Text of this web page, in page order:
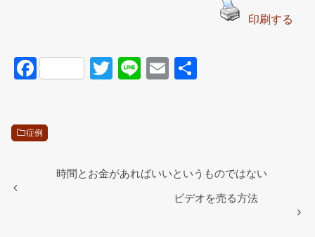
印刷する
F
e
T
Li
E
症例
時間とお金があればいいというものではない
ビデオを売る方法